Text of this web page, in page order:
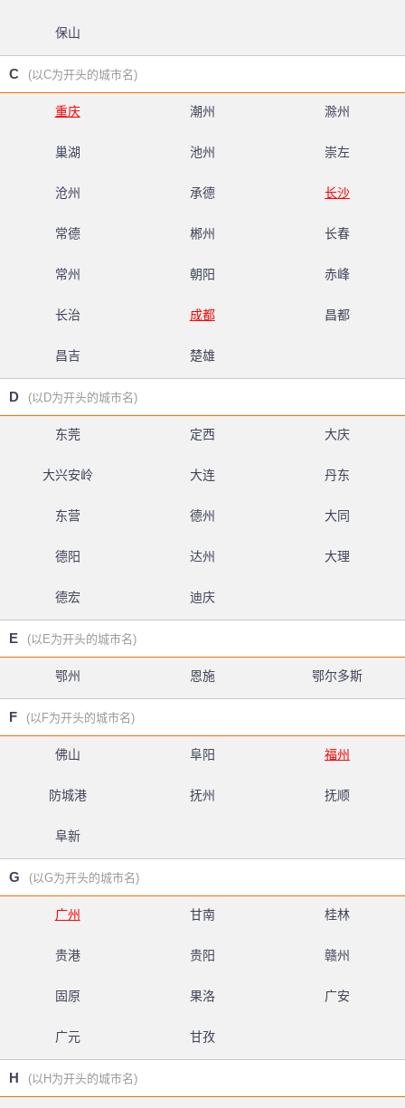
保山
C (以C为开头的城市名)
重庆 潮州 滁州
巢湖 池州 崇左
沧州 承德 长沙
常德 郴州 长春
常州 朝阳 赤峰
长治 成都 昌都
昌吉 楚雄
D (以D为开头的城市名)
东莞 定西 大庆
大兴安岭 大连 丹东
东营 德州 大同
德阳 达州 大理
德宏 迪庆
E (以E为开头的城市名)
鄂州 恩施 鄂尔多斯
F (以F为开头的城市名)
佛山 阜阳 福州
防城港 抚州 抚顺
阜新
G (以G为开头的城市名)
广州 甘南 桂林
贵港 贵阳 赣州
固原 果洛 广安
广元 甘孜
H (以H为开头的城市名)